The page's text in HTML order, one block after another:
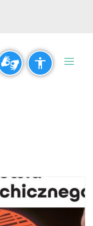
title
add_circle_outline